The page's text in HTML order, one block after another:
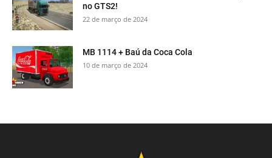
no GTS2!
22 de março de 2024
MB 1114 + Baú da Coca Cola
10 de março de 2024